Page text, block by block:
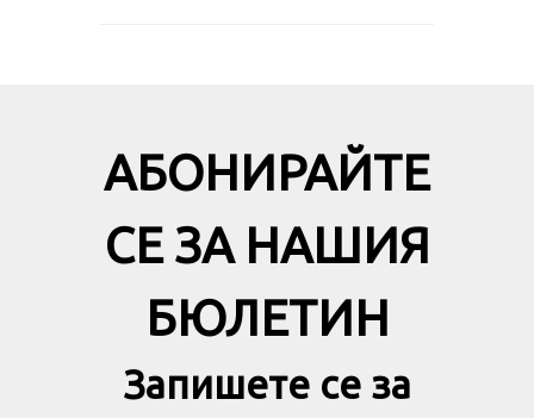
АБОНИРАЙТЕ
СЕ ЗА НАШИЯ
БЮЛЕТИН
Запишете се за